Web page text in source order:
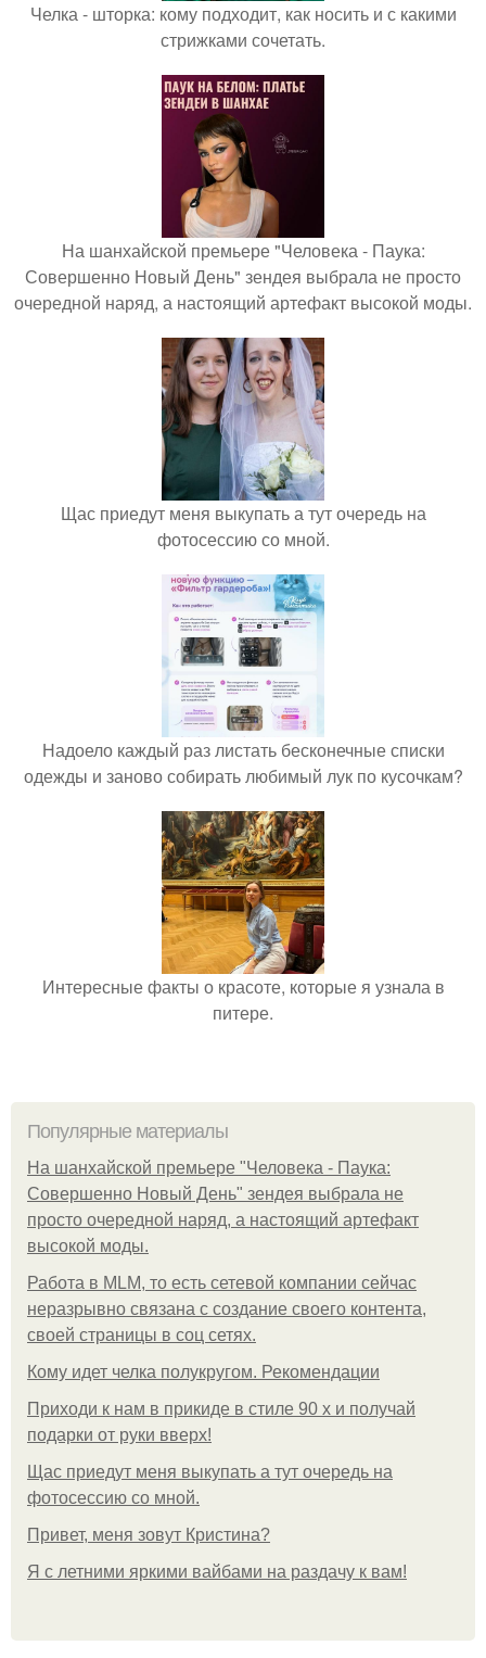
Челка - шторка: кому подходит, как носить и с какими
стрижками сочетать.
На шанхайской премьере "Человека - Паука:
Совершенно Новый День" зендея выбрала не просто
очередной наряд, а настоящий артефакт высокой моды.
Щас приедут меня выкупать а тут очередь на
фотосессию со мной.
Надоело каждый раз листать бесконечные списки
одежды и заново собирать любимый лук по кусочкам?
Интересные факты о красоте, которые я узнала в
питере.
Популярные материалы
На шанхайской премьере "Человека - Паука:
Совершенно Новый День" зендея выбрала не
просто очередной наряд, а настоящий артефакт
высокой моды.
Работа в MLM, то есть сетевой компании сейчас
неразрывно связана с создание своего контента,
своей страницы в соц сетях.
Кому идет челка полукругом. Рекомендации
Приходи к нам в прикиде в стиле 90 х и получай
подарки от руки вверх!
Щас приедут меня выкупать а тут очередь на
фотосессию со мной.
Привет, меня зовут Кристина?
Я с летними яркими вайбами на раздачу к вам!